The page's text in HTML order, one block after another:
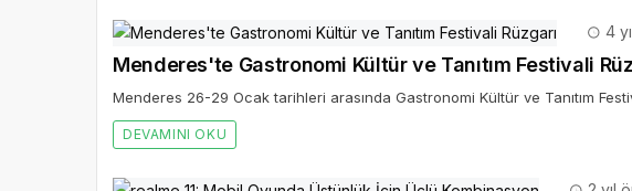
4
Menderes'te Gastronomi Kültür ve Tanıtım Festivali
Menderes 26-29 Ocak tarihleri arasında Gastronomi Kültür ve Tanıtım
DEVAMINI OKU